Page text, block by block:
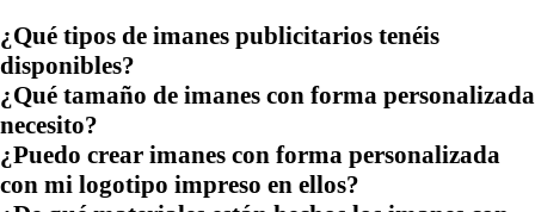
¿Qué tipos de imanes publicitarios tenéis
disponibles?
¿Qué tamaño de imanes con forma personalizada
necesito?
¿Puedo crear imanes con forma personalizada
con mi logotipo impreso en ellos?